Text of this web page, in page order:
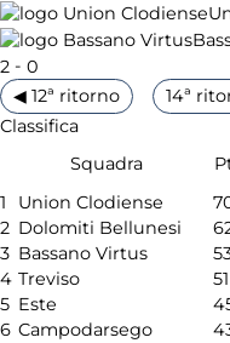
2 - 0
◀ 12ª ritorno
14ª
Classifica
Squadra
1
Union Clodiense
2 Dolomiti Bellunesi
3 Bassano Virtus
4 Treviso 51
5 Este
6 Campodarsego